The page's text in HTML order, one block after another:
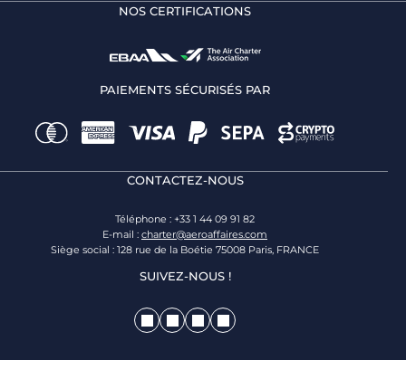
NOS CERTIFICATIONS
PAIEMENTS SÉCURISÉS PAR
CONTACTEZ-NOUS
Téléphone : +33 1 44 09 91 82
E-mail : charter@aeroaffaires.com
Siège social : 128 rue de la Boétie 75008 Paris, FRANCE
SUIVEZ-NOUS !